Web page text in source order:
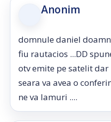
Anonim
domnule daniel
fiu rautacios ...DD
otv emite pe satelit dar
seara va avea o
ne va lamuri ....